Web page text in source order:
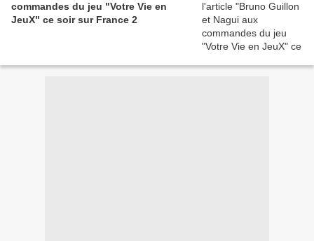
commandes du jeu "Votre Vie en
JeuX" ce soir sur France 2